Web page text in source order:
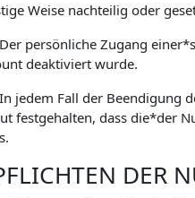
Weise nachteilig oder
persönliche Zugang
deaktiviert wurde.
jedem Fall der Beendigung
festgehalten, dass die*der
DER